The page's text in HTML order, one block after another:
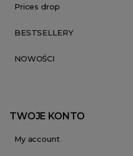
Prices drop
BESTSELLERY
NOWOŚCI
TWOJE KONTO
My account